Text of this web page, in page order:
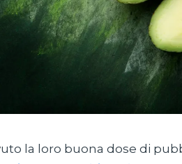
la loro buona dose di